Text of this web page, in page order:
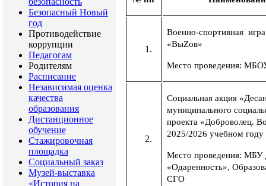
Безопасный Новый
год
Противодействие
коррупции
Педагогам
Родителям
Расписание
Независимая оценка
качества
образования
Дистанционное
обучение
Стажировочная
площадка
Социальный заказ
Музей-выставка
«История на
Военно-спортивная
«ВыZов»
Место проведения:
Социальная акция
муниципального
проекта «Доброволец.
2025/2026 учебном году
Место проведения:
«Одаренность»,
СГО